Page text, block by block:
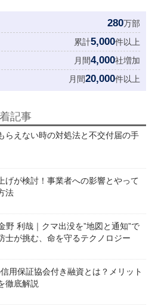
280万部
累計5,000件以上
月間4,000社増加
月間20,000件以上
記事
らえない時の対処法と不交付届の手
げが検討！事業者への影響とやって
法
野 利哉｜クマ出没を”地図と通知”で
士が挑む、命を守るテクノロジー
用保証協会付き融資とは？メリット
徹底解説